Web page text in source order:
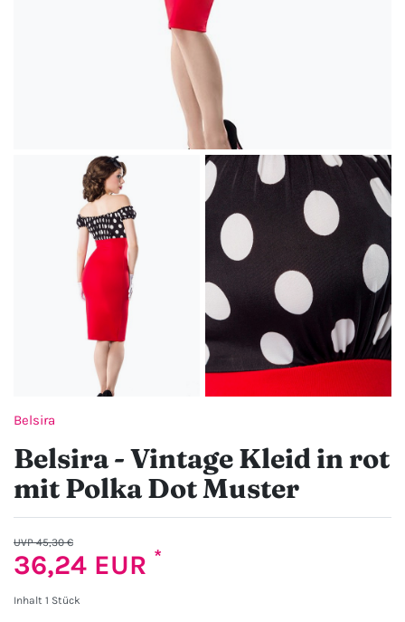
Belsira
Belsira - Vintage Kleid in rot
mit Polka Dot Muster
UVP 45,30 €
36,24 EUR *
Inhalt 1 Stück